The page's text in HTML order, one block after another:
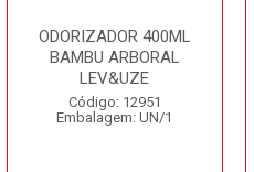
ODORIZADOR 400ML
BAMBU ARBORAL
LEV&UZE
Código: 12951
Embalagem: UN/1